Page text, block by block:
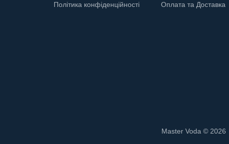
Політика конфіденційності
Оплата та Доставка
Master Voda © 2026